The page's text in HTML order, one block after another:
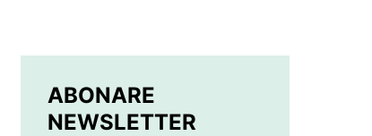
ABONARE
NEWSLETTER